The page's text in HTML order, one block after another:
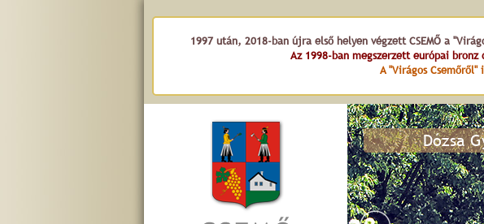
1997 után, 2018-ban újra első helyen végzett CSEMŐ a
Az 1998-ban megszerzett európai
A "Virágos
Dózsa